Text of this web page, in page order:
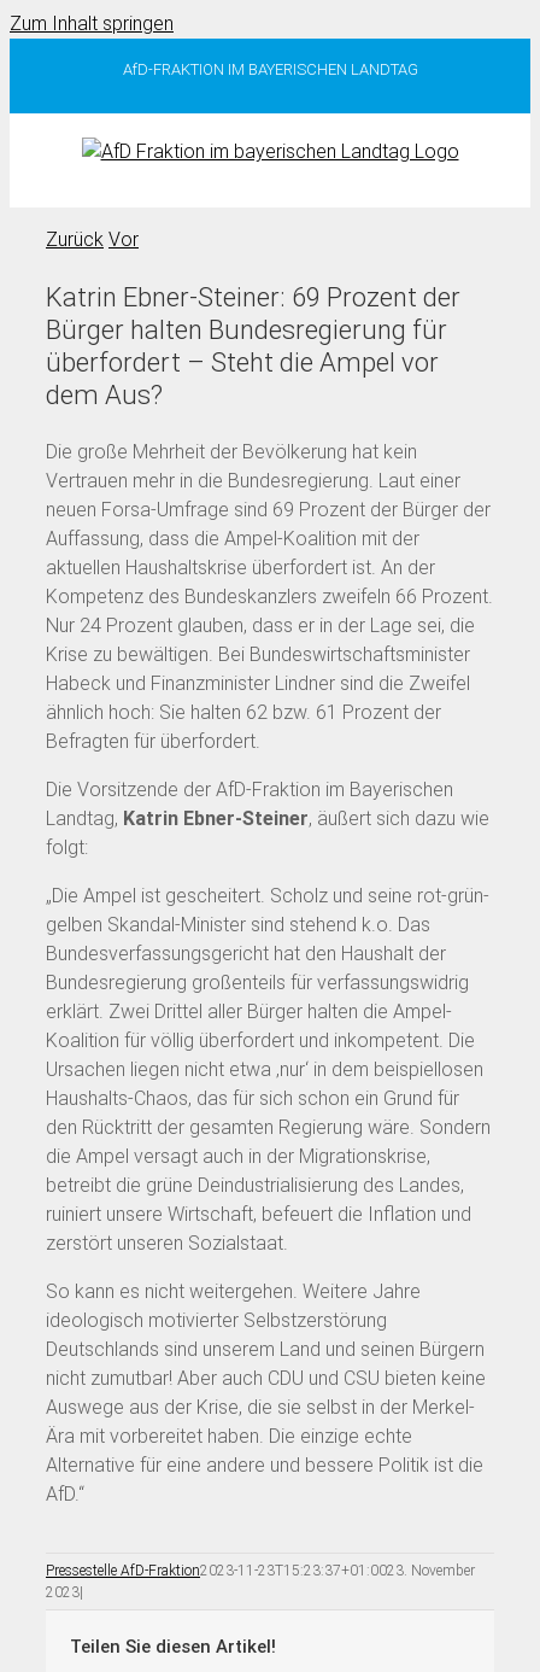
Zum Inhalt springen
AfD-FRAKTION IM BAYERISCHEN LANDTAG
Zurück Vor
Katrin Ebner-Steiner: 69 Prozent der
Bürger halten Bundesregierung für
überfordert – Steht die Ampel vor
dem Aus?
Die große Mehrheit der Bevölkerung hat kein
Vertrauen mehr in die Bundesregierung. Laut einer
neuen Forsa-Umfrage sind 69 Prozent der Bürger der
Auffassung, dass die Ampel-Koalition mit der
aktuellen Haushaltskrise überfordert ist. An der
Kompetenz des Bundeskanzlers zweifeln 66 Prozent.
Nur 24 Prozent glauben, dass er in der Lage sei, die
Krise zu bewältigen. Bei Bundeswirtschaftsminister
Habeck und Finanzminister Lindner sind die Zweifel
ähnlich hoch: Sie halten 62 bzw. 61 Prozent der
Befragten für überfordert.
Die Vorsitzende der AfD-Fraktion im Bayerischen
Landtag, Katrin Ebner-Steiner, äußert sich dazu wie
folgt:
„Die Ampel ist gescheitert. Scholz und seine rot-grün-
gelben Skandal-Minister sind stehend k.o. Das
Bundesverfassungsgericht hat den Haushalt der
Bundesregierung großenteils für verfassungswidrig
erklärt. Zwei Drittel aller Bürger halten die Ampel-
Koalition für völlig überfordert und inkompetent. Die
Ursachen liegen nicht etwa ‚nur‘ in dem beispiellosen
Haushalts-Chaos, das für sich schon ein Grund für
den Rücktritt der gesamten Regierung wäre. Sondern
die Ampel versagt auch in der Migrationskrise,
betreibt die grüne Deindustrialisierung des Landes,
ruiniert unsere Wirtschaft, befeuert die Inflation und
zerstört unseren Sozialstaat.
So kann es nicht weitergehen. Weitere Jahre
ideologisch motivierter Selbstzerstörung
Deutschlands sind unserem Land und seinen Bürgern
nicht zumutbar! Aber auch CDU und CSU bieten keine
Auswege aus der Krise, die sie selbst in der Merkel-
Ära mit vorbereitet haben. Die einzige echte
Alternative für eine andere und bessere Politik ist die
AfD.“
Pressestelle AfD-Fraktion2023-11-23T15:23:37+01:0023. November
2023|
Teilen Sie diesen Artikel!